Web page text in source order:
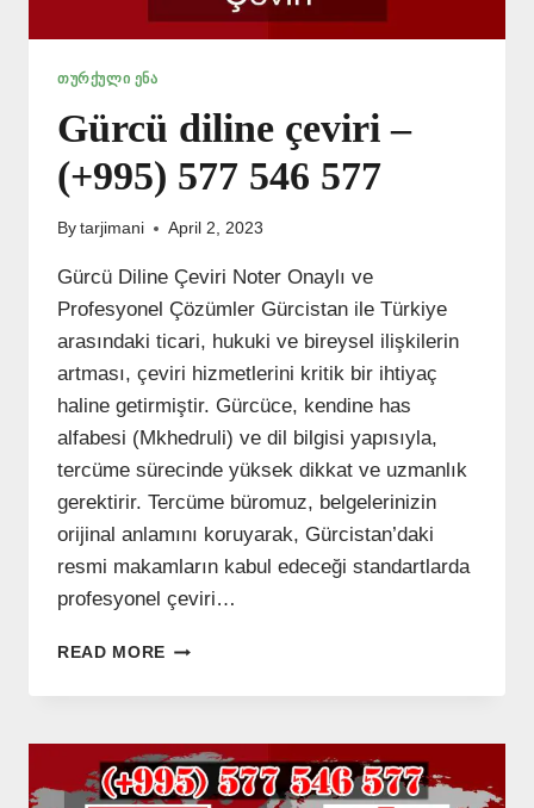
ᲗᲣᲠᲥᲣᲚᲘ ᲔᲜᲐ
Gürcü diline çeviri –
(+995) 577 546 577
By tarjimani April 2, 2023
Gürcü Diline Çeviri Noter Onaylı ve
Profesyonel Çözümler Gürcistan ile Türkiye
arasındaki ticari, hukuki ve bireysel ilişkilerin
artması, çeviri hizmetlerini kritik bir ihtiyaç
haline getirmiştir. Gürcüce, kendine has
alfabesi (Mkhedruli) ve dil bilgisi yapısıyla,
tercüme sürecinde yüksek dikkat ve uzmanlık
gerektirir. Tercüme büromuz, belgelerinizin
orijinal anlamını koruyarak, Gürcistan’daki
resmi makamların kabul edeceği standartlarda
profesyonel çeviri…
READ MORE GÜRCÜ
ÇEVIRI
(+995)
577
546